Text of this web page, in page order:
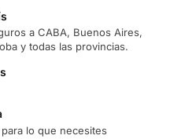
a CABA, Buenos Aires,
y todas las provincias.
lo que necesites